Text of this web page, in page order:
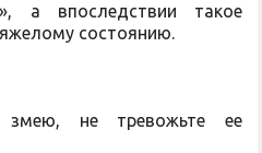
а впоследствии такое
состоянию.
не тревожьте ее